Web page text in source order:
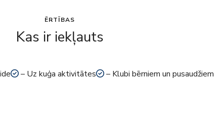
ĒRTĪBAS
Kas ir iekļauts
– Uz kuģa aktivitātes – Klubi bērniem un pusaudžiem